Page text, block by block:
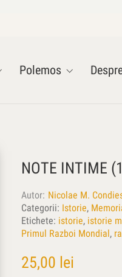
Polemos
NOTE INTIME
Autor Nicolae M.
Categorii: Istorie,
Etichete: istorie, istorie
Primul Razboi Mondial,
25,00 lei